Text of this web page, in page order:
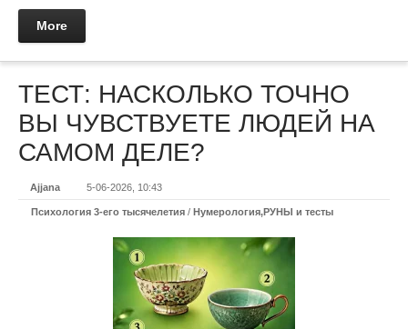
More
ТЕСТ: НАСКОЛЬКО ТОЧНО
ВЫ ЧУВСТВУЕТЕ ЛЮДЕЙ НА
САМОМ ДЕЛЕ?
Ajjana 5-06-2026, 10:43
Психология 3-его тысячелетия / Нумерология,РУНЫ и тесты